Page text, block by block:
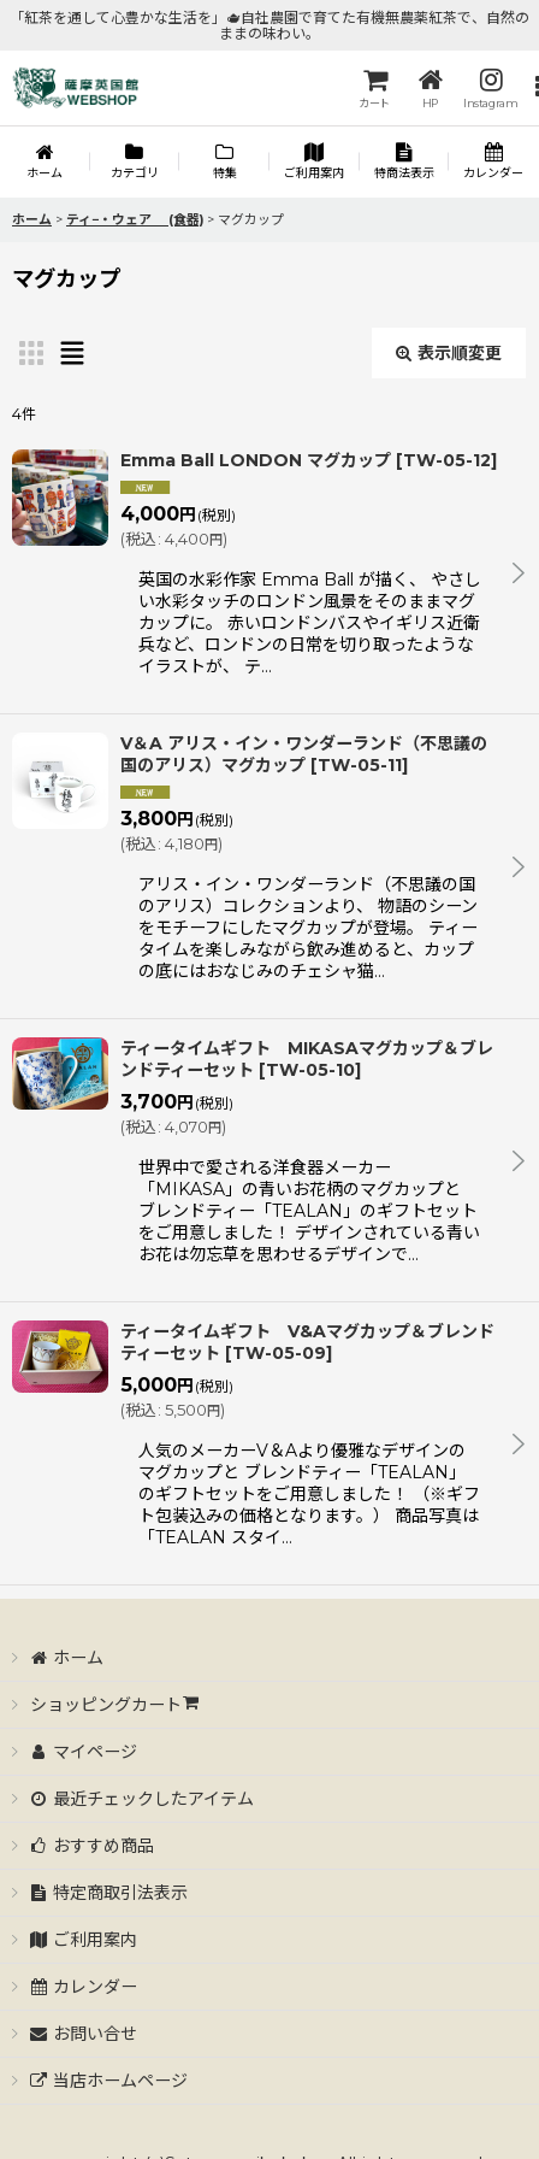
「紅茶を通して心豊かな生活を」🫖自社農園で育てた有機無農薬紅茶で、自然の
ままの味わい。
カート HP Instagram
ホーム カテゴリ 特集 ご利用案内 特商法表示 カレンダー
ホーム > ティ−・ウェア (食器) > マグカップ
マグカップ
表示順変更
表示数:
並び順:
絞り込む
4件
Emma Ball LONDON マグカップ [TW-05-12]
4,000円 (税別)
(税込: 4,400 円)
英国の水彩作家 Emma Ball が描く、 やさし
い水彩タッチのロンドン風景をそのままマグ
カップに。 赤いロンドンバスやイギリス近衛
兵など、ロンドンの日常を切り取ったような
イラストが、 テ…
V＆A アリス・イン・ワンダーランド（不思議の
国のアリス）マグカップ [TW-05-11]
3,800円 (税別)
(税込: 4,180 円)
アリス・イン・ワンダーランド（不思議の国
のアリス）コレクションより、 物語のシーン
をモチーフにしたマグカップが登場。 ティー
タイムを楽しみながら飲み進めると、カップ
の底にはおなじみのチェシャ猫…
ティータイムギフト MIKASAマグカップ＆ブレ
ンドティーセット [TW-05-10]
3,700円 (税別)
(税込: 4,070 円)
世界中で愛される洋食器メーカー
「MIKASA」の青いお花柄のマグカップと
ブレンドティー「TEALAN」のギフトセット
をご用意しました！ デザインされている青い
お花は勿忘草を思わせるデザインで…
ティータイムギフト V&Aマグカップ＆ブレンド
ティーセット [TW-05-09]
5,000円 (税別)
(税込: 5,500 円)
人気のメーカーV＆Aより優雅なデザインの
マグカップと ブレンドティー「TEALAN」
のギフトセットをご用意しました！ （※ギフ
ト包装込みの価格となります。） 商品写真は
「TEALAN スタイ…
ホーム
ショッピングカート
マイページ
最近チェックしたアイテム
おすすめ商品
特定商取引法表示
ご利用案内
カレンダー
お問い合せ
当店ホームページ